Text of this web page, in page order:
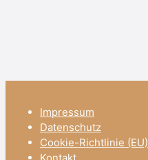
Impressum
Datenschutz
Cookie-Richtlinie (EU)
Kontakt